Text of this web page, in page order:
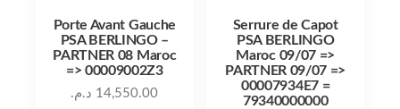
Porte Avant Gauche
PSA BERLINGO –
PARTNER 08 Maroc
=> 00009002Z3
14,550.00 د.م.
Serrure de Capot
PSA BERLINGO
Maroc 09/07 =>
PARTNER 09/07 =>
00007934E7 =
79340000000